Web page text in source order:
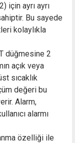
için ayrı ayrı
Bu sayede
kolaylıkla
düğmesine 2
açık veya
sıcaklık
değeri bu
Alarm,
alarmı
özelliği ile